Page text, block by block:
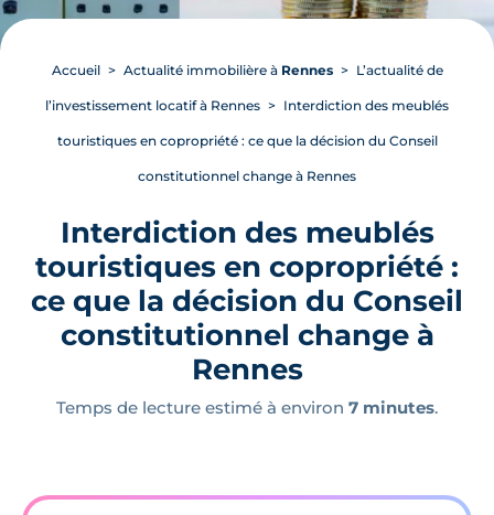
Accueil Actualité immobilière à Rennes L’actualité de
l’investissement locatif à Rennes Interdiction des meublés
touristiques en copropriété : ce que la décision du Conseil
constitutionnel change à Rennes
Interdiction des meublés
touristiques en copropriété :
ce que la décision du Conseil
constitutionnel change à
Rennes
Temps de lecture estimé à environ 7 minutes.